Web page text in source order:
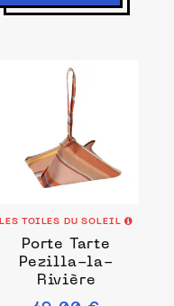
LES TOILES DU SOLEIL
Porte Tarte
Pezilla-la-
Rivière